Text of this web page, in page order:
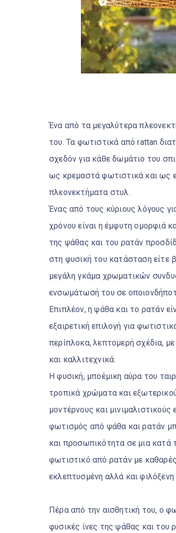
Ένα από τα μεγαλύτερα
του. Τα φωτιστικά από rattan
σχεδόν για κάθε δωμάτιο του
ως κρεμαστά φωτιστικά και ως
πλεονεκτήματα στυλ.
Ένας από τους κύριους λόγους
χρόνου είναι η έμφυτη ομορφιά
της ψάθας και του ρατάν
στη φυσική του κατάσταση είτε
μεγάλη γκάμα χρωματικών
ενσωμάτωσή του σε
Επιπλέον, η ψάθα και το ρατάν
εξαιρετική επιλογή για
περίπλοκα, λεπτομερή σχέδια,
και καλλιτεχνικά.
Η φυσική, μποέμικη αύρα του
τροπικά χρώματα και
μοντέρνους και
φωτισμός από ψάθα και ρατάν
και προσωπικότητα σε μια κατά
φωτιστικό από ρατάν με καθαρές
εκλεπτυσμένη αλλά και φιλόξενη
Πέρα από την αισθητική του, ο
φυσικές ίνες της ψάθας και του